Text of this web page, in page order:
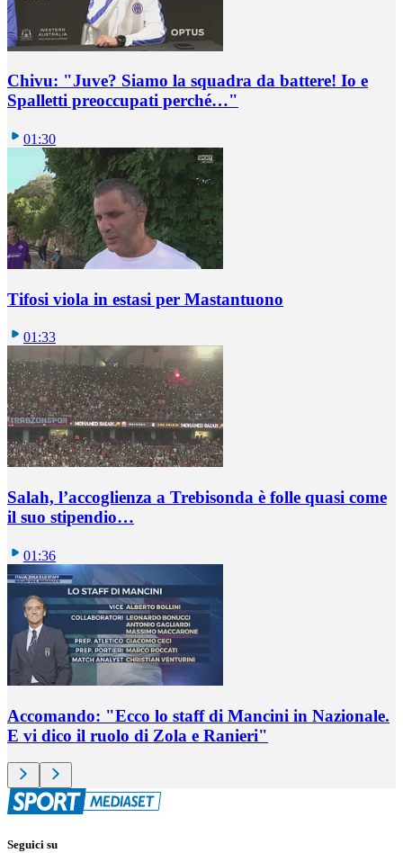
Chivu: "Juve? Siamo la squadra da battere! Io e
Spalletti preoccupati perché…"
01:30
Tifosi viola in estasi per Mastantuono
01:33
Salah, l’accoglienza a Trebisonda è folle quasi come
il suo stipendio…
01:36
Accomando: "Ecco lo staff di Mancini in Nazionale.
E vi dico il ruolo di Zola e Ranieri"
Seguici su